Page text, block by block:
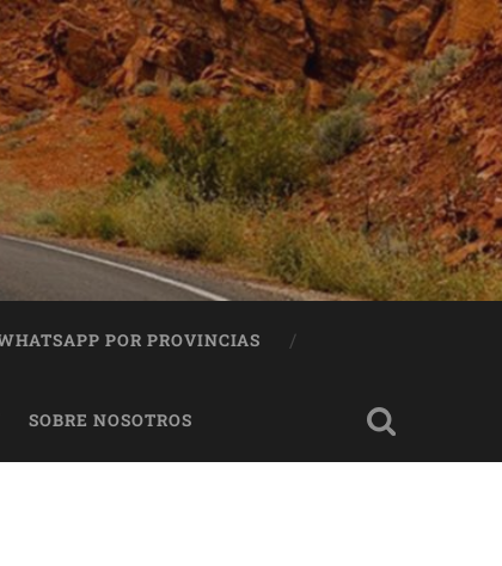
POR PROVINCIAS
SOBRE NOSOTROS